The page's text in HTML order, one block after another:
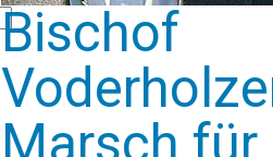
Bischof
Marsch für